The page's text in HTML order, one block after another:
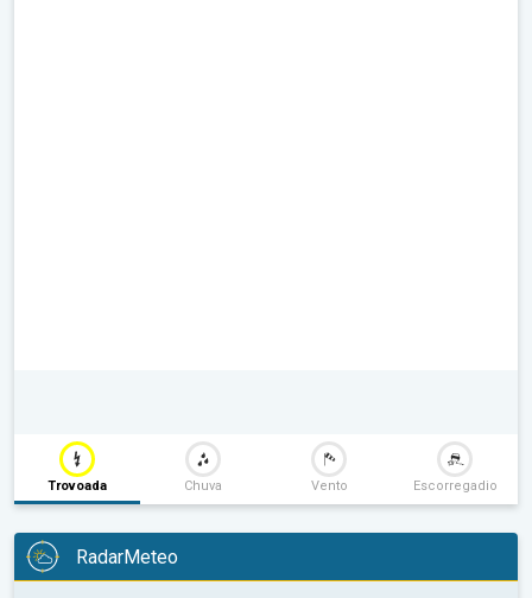
Trovoada Chuva Vento Escorregadio
RadarMeteo